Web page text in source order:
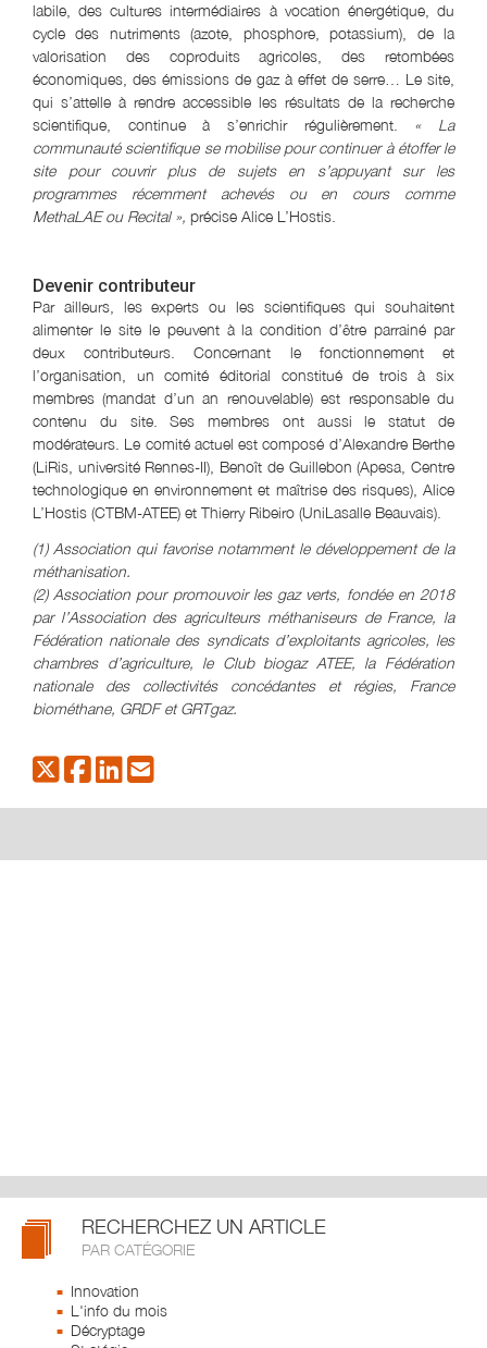
labile, des cultures intermédiaires à vocation énergétique, du
cycle des nutriments (azote, phosphore, potassium), de la
valorisation des coproduits agricoles, des retombées
économiques, des émissions de gaz à effet de serre… Le site,
qui s’attelle à rendre accessible les résultats de la recherche
scientifique, continue à s’enrichir régulièrement. « La
communauté scientifique se mobilise pour continuer à étoffer le
site pour couvrir plus de sujets en s’appuyant sur les
programmes récemment achevés ou en cours comme
MethaLAE ou Recital », précise Alice L’Hostis.
Devenir contributeur
Par ailleurs, les experts ou les scientifiques qui souhaitent
alimenter le site le peuvent à la condition d’être parrainé par
deux contributeurs. Concernant le fonctionnement et
l’organisation, un comité éditorial constitué de trois à six
membres (mandat d’un an renouvelable) est responsable du
contenu du site. Ses membres ont aussi le statut de
modérateurs. Le comité actuel est composé d’Alexandre Berthe
(LiRis, université Rennes-II), Benoît de Guillebon (Apesa, Centre
technologique en environnement et maîtrise des risques), Alice
L’Hostis (CTBM-ATEE) et Thierry Ribeiro (UniLasalle Beauvais).
(1) Association qui favorise notamment le développement de la
méthanisation.
(2) Association pour promouvoir les gaz verts, fondée en 2018
par l’Association des agriculteurs méthaniseurs de France, la
Fédération nationale des syndicats d’exploitants agricoles, les
chambres d’agriculture, le Club biogaz ATEE, la Fédération
nationale des collectivités concédantes et régies, France
biométhane, GRDF et GRTgaz.
RECHERCHEZ UN ARTICLE
PAR CATÉGORIE
Innovation
L'info du mois
Décryptage